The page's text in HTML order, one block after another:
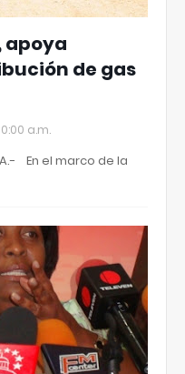
apoya
de gas
a.m.
En el marco de la